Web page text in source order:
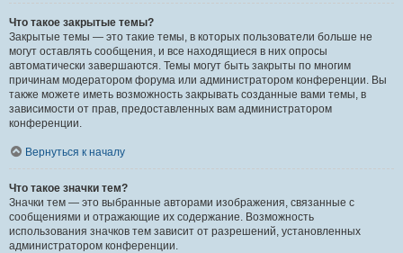
Что такое закрытые темы?
Закрытые темы — это такие темы, в которых пользователи больше не
могут оставлять сообщения, и все находящиеся в них опросы
автоматически завершаются. Темы могут быть закрыты по многим
причинам модератором форума или администратором конференции. Вы
также можете иметь возможность закрывать созданные вами темы, в
зависимости от прав, предоставленных вам администратором
конференции.
Вернуться к началу
Что такое значки тем?
Значки тем — это выбранные авторами изображения, связанные с
сообщениями и отражающие их содержание. Возможность
использования значков тем зависит от разрешений, установленных
администратором конференции.